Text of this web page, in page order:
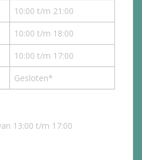
10:00 t/m 21:00
10:00 t/m 18:00
10:00 t/m 17:00
Gesloten*
13:00 t/m 17:00